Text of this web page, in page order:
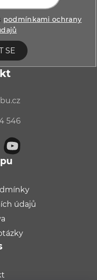
podmínkami ochrany
SE
546
údajů